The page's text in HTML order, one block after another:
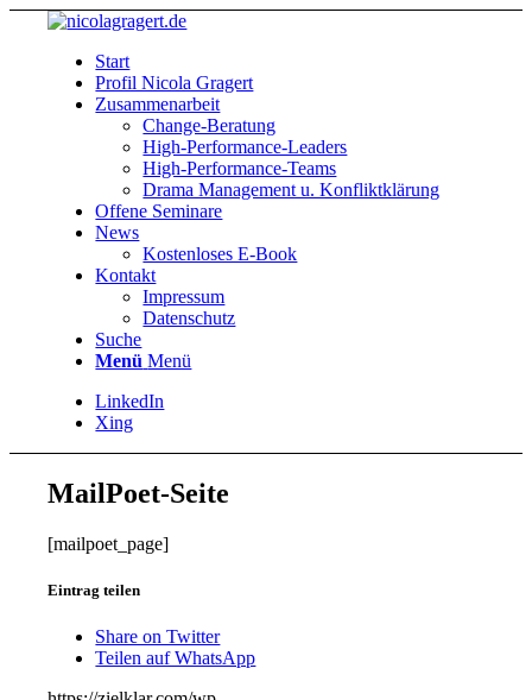
Start
Profil Nicola Gragert
Zusammenarbeit
Change-Beratung
High-Performance-Leaders
High-Performance-Teams
Drama Management u. Konfliktklärung
Offene Seminare
News
Kostenloses E-Book
Kontakt
Impressum
Datenschutz
Suche
Menü Menü
LinkedIn
Xing
MailPoet-Seite
[mailpoet_page]
Eintrag teilen
Share on Twitter
Teilen auf WhatsApp